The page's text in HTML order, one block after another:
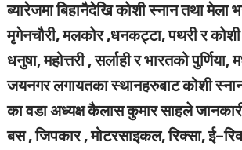
ब्यारेजमा बिहानैदेखि कोशी स्नान तथा
मृगेनचौरी, मलकोर ,धनकट्टा, पथरी र
धनुषा, महोत्तरी , सर्लाही र भारतको
जयनगर लगायतका स्थानहरुबाट कोशी
का वडा अध्यक्ष कैलास कुमार साहले
बस , जिपकार , मोटरसाइकल, रिक्सा,